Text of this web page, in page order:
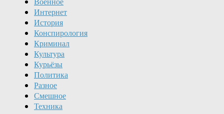
Интернет
История
Конспирология
Криминал
Культура
Курьёзы
Политика
Разное
Смешное
Техника